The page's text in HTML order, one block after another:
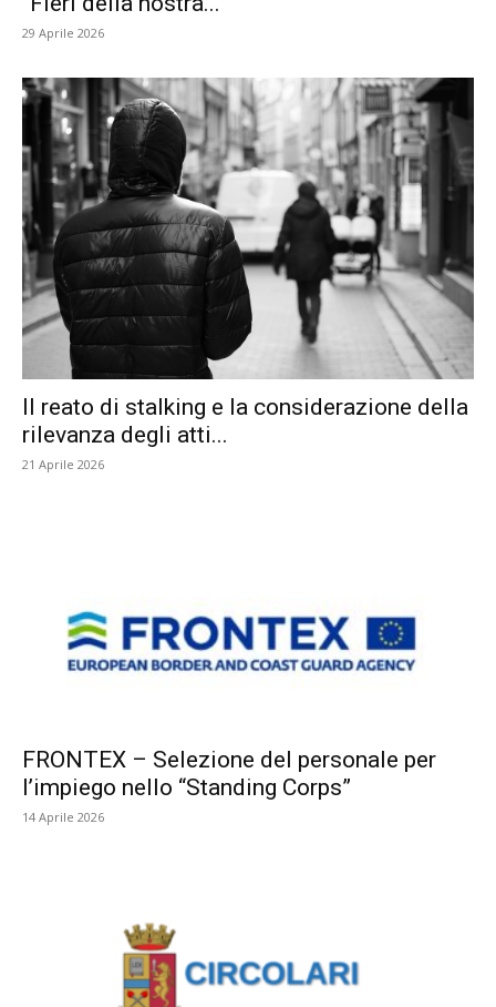
29 Aprile 2026
Il reato di stalking e la considerazione della
rilevanza degli atti...
21 Aprile 2026
FRONTEX – Selezione del personale per
l’impiego nello “Standing Corps”
14 Aprile 2026